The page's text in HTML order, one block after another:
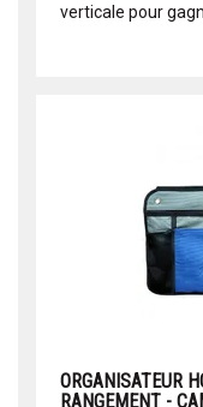
verticale pour
ORGANISATEUR
RANGEMENT -